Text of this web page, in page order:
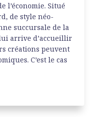
l’économie. Situé
de style néo-
succursale de la
arrive d’accueillir
créations peuvent
C’est le cas